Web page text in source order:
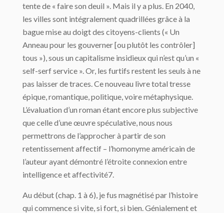
tente de « faire son deuil ». Mais il y a plus. En 2040,
les villes sont intégralement quadrillées grâce à la
bague mise au doigt des citoyens-clients (« Un
Anneau pour les gouverner [ou plutôt les contrôler]
tous »), sous un capitalisme insidieux qui n’est qu’un «
self-serf service ». Or, les furtifs restent les seuls à ne
pas laisser de traces. Ce nouveau livre total tresse
épique, romantique, politique, voire métaphysique.
L’évaluation d’un roman étant encore plus subjective
que celle d’une œuvre spéculative, nous nous
permettrons de l’approcher à partir de son
retentissement affectif – l’homonyme américain de
l’auteur ayant démontré l’étroite connexion entre
intelligence et affectivité7.
Au début (chap. 1 à 6), je fus magnétisé par l’histoire
qui commence si vite, si fort, si bien. Génialement et